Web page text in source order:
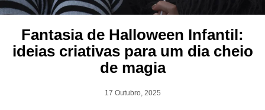
Fantasia de Halloween Infantil:
ideias criativas para um dia cheio
de magia
17 Outubro, 2025